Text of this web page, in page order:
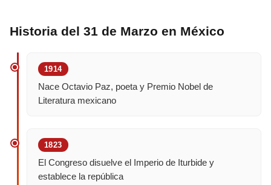
Historia del 31 de Marzo en México
1914
Nace Octavio Paz, poeta y Premio Nobel de
Literatura mexicano
1823
El Congreso disuelve el Imperio de Iturbide y
establece la república